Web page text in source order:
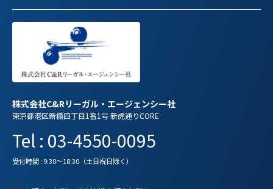
株式会社C&Rリーガル・エージェンシー社
東京都港区新橋四丁目1番1号 新虎通りCORE
Tel : 03-4550-0095
受付時間 : 9:30～18:30（土日祝日除く）